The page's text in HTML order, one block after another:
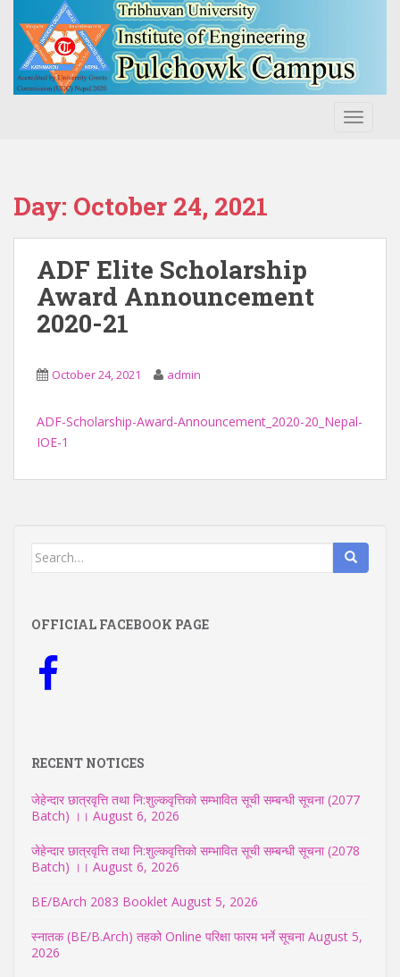
Day: October 24, 2021
ADF Elite Scholarship
Award Announcement
2020-21
October 24, 2021 admin
ADF-Scholarship-Award-Announcement_2020-20_Nepal-
IOE-1
Search
OFFICIAL FACEBOOK PAGE
RECENT NOTICES
जेहेन्दार छात्रवृत्ति तथा नि:शुल्कवृत्तिको सम्भावित सूची सम्बन्धी सूचना (2077
Batch) ।। August 6, 2026
जेहेन्दार छात्रवृत्ति तथा नि:शुल्कवृत्तिको सम्भावित सूची सम्बन्धी सूचना (2078
Batch) ।। August 6, 2026
BE/BArch 2083 Booklet August 5, 2026
स्नातक (BE/B.Arch) तहको Online परिक्षा फारम भर्ने सूचना August 5,
2026